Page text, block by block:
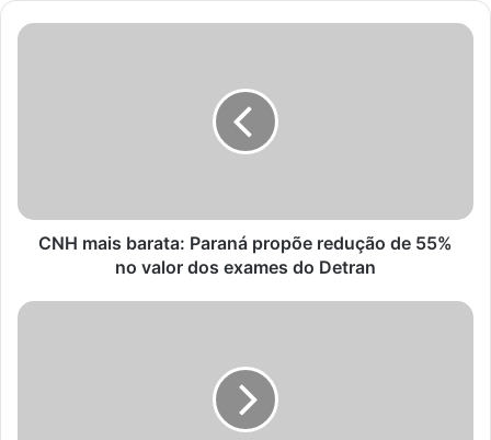
CNH
no
valor
do
CNH mais barata: Paraná propõe redução de 55%
no valor dos exames do Detran
Outono